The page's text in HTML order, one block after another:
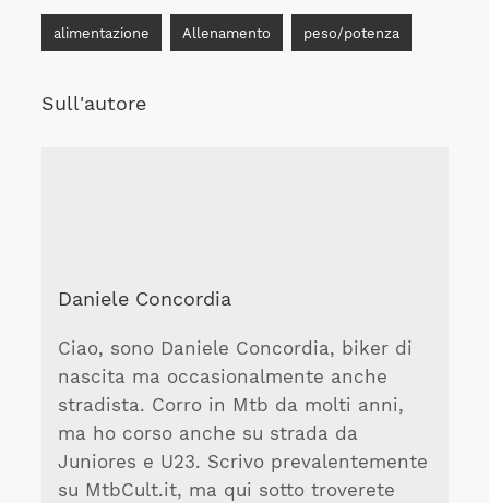
alimentazione Allenamento peso/potenza
Sull'autore
Daniele Concordia
Ciao, sono Daniele Concordia, biker di
nascita ma occasionalmente anche
stradista. Corro in Mtb da molti anni,
ma ho corso anche su strada da
Juniores e U23. Scrivo prevalentemente
su MtbCult.it, ma qui sotto troverete